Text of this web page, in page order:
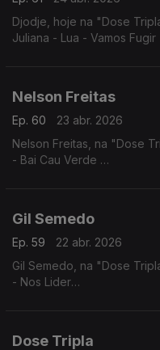
Djodje, hoje na "Dose
Juliana - Lua - Vamos Fugir
Nelson Freitas
Ep. 60
23 abr. 2026
Nelson Freitas, na "Dose
- Bai Cau Verde
Gil Semedo
Ep. 59
22 abr. 2026
Gil Semedo, na "Dose
- Nos Lider
Dose Tripla